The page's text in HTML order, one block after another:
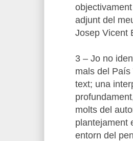
adjunt del
Josep Vicent
3 – Jo no
mals del
text; una
molts del
plantejament
entorn del